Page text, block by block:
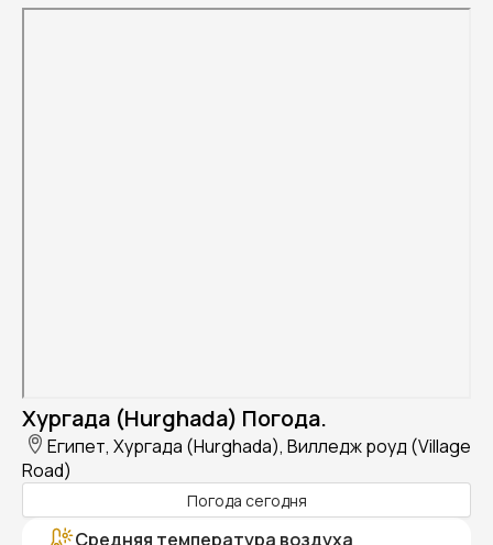
Хургада (Hurghada) Погода.
Египет, Хургада (Hurghada), Вилледж роуд (Village
Road)
Погода сегодня
Средняя температура воздуха